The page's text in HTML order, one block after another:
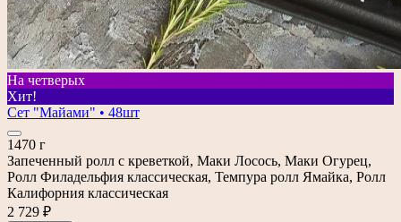
На четверых
Хит!
Сет "Майами" • 48шт
1470 г
Запеченный ролл с креветкой, Маки Лосось, Маки Огурец,
Ролл Филадельфия классическая, Темпура ролл Ямайка, Ролл
Калифорния классическая
2 729 ₽